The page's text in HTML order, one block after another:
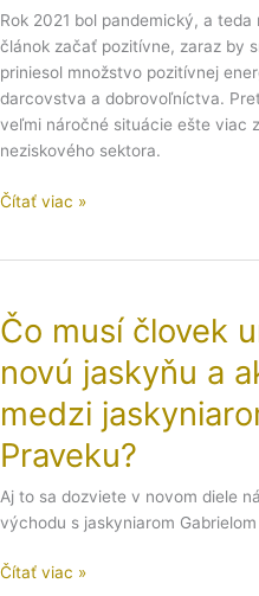
Rok 2021 bol pandemický, a
článok začať pozitívne, zaraz by
priniesol množstvo pozitívnej
darcovstva a dobrovoľníctva.
veľmi náročné situácie ešte viac
neziskového sektora.
prehľadnej
a
pekne
spracovanej
výročnej
správy
Čítať viac »
Čo musí človek
novú jaskyňu a
medzi
Praveku?
Aj to sa dozviete v novom diele
východu s jaskyniarom
človek
aby
novú
jaskyňu
aký
je
rozdiel
medzi
Čítať viac »